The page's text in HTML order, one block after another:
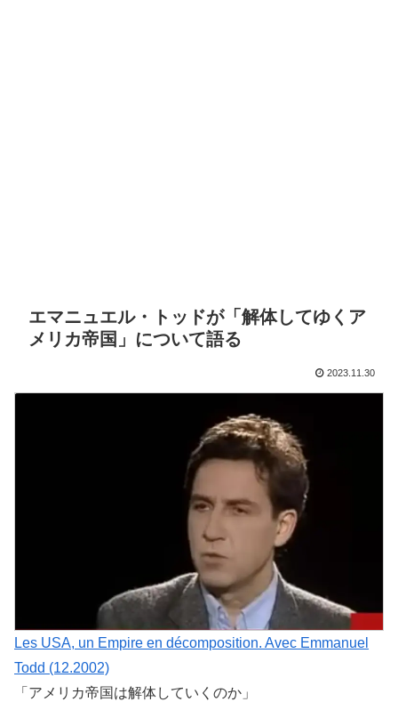
エマニュエル・トッドが「解体してゆくア
メリカ帝国」について語る
2023.11.30
Les USA, un Empire en décomposition. Avec Emmanuel
Todd (12.2002)
「アメリカ帝国は解体していくのか」